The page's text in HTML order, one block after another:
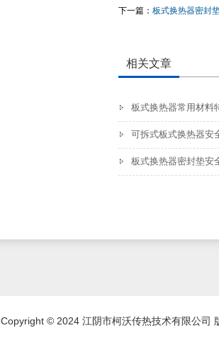
下一篇： 板式换热器密封
相关文章
板式换热器常用材料
可拆式板式换热器安
板式换热器密封垫安
Copyright © 2024 江阴市柯沃传热技术有限公司